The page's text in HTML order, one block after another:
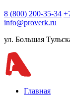
8 (800) 200-35-34
info@proverk.ru
ул. Большая
Главная